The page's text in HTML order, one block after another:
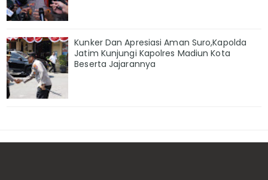
Kunker Dan Apresiasi Aman Suro,Kapolda
Jatim Kunjungi Kapolres Madiun Kota
Beserta Jajarannya